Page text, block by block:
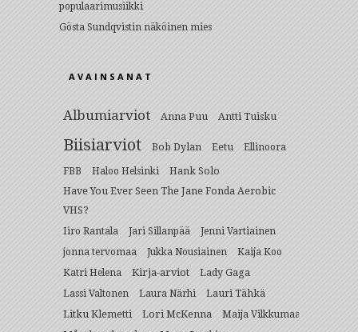
populaarimusiikki
Gösta Sundqvistin näköinen mies
AVAINSANAT
Albumiarviot Anna Puu Antti Tuisku
Biisiarviot Bob Dylan Eetu Ellinoora
FBB Haloo Helsinki
Hank Solo
Have You Ever Seen The Jane Fonda Aerobic
VHS?
Iiro Rantala Jari Sillanpää
Jenni Vartiainen
jonna tervomaa
Jukka Nousiainen
Kaija Koo
Katri Helena
Kirja-arviot Lady Gaga
Lassi Valtonen Laura Närhi
Lauri Tähkä
Litku Klemetti
Lori McKenna Maija Vilkkumaa